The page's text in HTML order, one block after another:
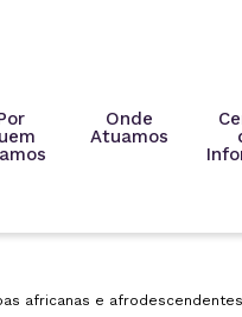
Onde
Atuamos
africanas e